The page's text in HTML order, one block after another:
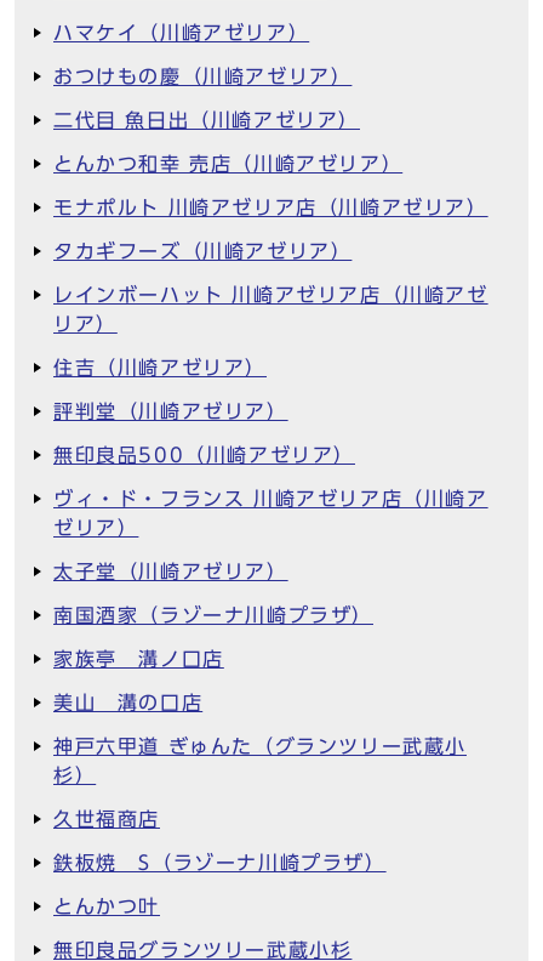
ハマケイ（川崎アゼリア）
おつけもの慶（川崎アゼリア）
二代目 魚日出（川崎アゼリア）
とんかつ和幸 売店（川崎アゼリア）
モナポルト 川崎アゼリア店（川崎アゼリア）
タカギフーズ（川崎アゼリア）
レインボーハット 川崎アゼリア店（川崎アゼ
リア）
住吉（川崎アゼリア）
評判堂（川崎アゼリア）
無印良品500（川崎アゼリア）
ヴィ・ド・フランス 川崎アゼリア店（川崎ア
ゼリア）
太子堂（川崎アゼリア）
南国酒家（ラゾーナ川崎プラザ）
家族亭 溝ノ口店
美山 溝の口店
神戸六甲道 ぎゅんた（グランツリー武蔵小
杉）
久世福商店
鉄板焼 S（ラゾーナ川崎プラザ）
とんかつ叶
無印良品グランツリー武蔵小杉